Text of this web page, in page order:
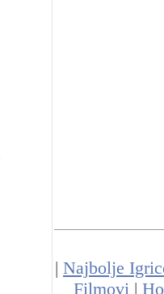
| Najbolje
Filmovi |